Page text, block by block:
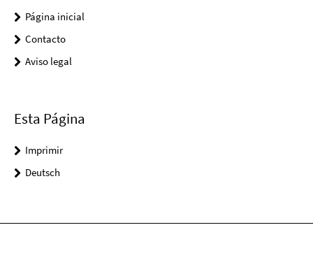
Página inicial
Contacto
Aviso legal
Esta Página
Imprimir
Deutsch